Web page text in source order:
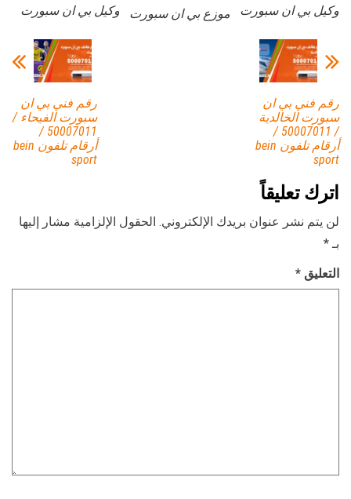
وكيل بي ان سبورت
موزع بي ان سبورت وكيل بي ان سبورت
رقم فني بي ان
سبورت الفيحاء /
50007011 /
أرقام تلفون bein
sport
رقم فني بي ان
سبورت الخالدية
/ 50007011 /
أرقام تلفون bein
sport
اترك تعليقاً
لن يتم نشر عنوان بريدك الإلكتروني. الحقول الإلزامية مشار إليها
بـ*
التعليق *